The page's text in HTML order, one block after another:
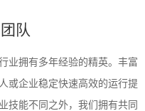
队
业拥有多年经验的精英。丰富
或企业稳定快速高效的运行提
技能不同之外，我们拥有共同